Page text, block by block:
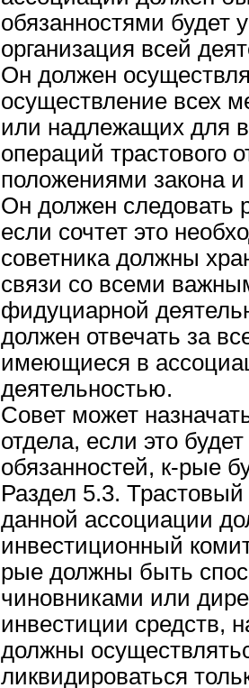
обязанностями будет
организация всей
Он должен
осуществление всех
или надлежащих для
операций трастового
положениями закона
Он должен следовать
если сочтет это
советника должны
связи со всеми
фидуциарной
должен отвечать за
имеющиеся в
деятельностью.
Совет может
отдела, если это
обязанностей, к-рые
Раздел 5.3.
данной ассоциации
инвестиционный
рые должны быть
чиновниками или
инвестиции средств,
должны
ликвидироваться